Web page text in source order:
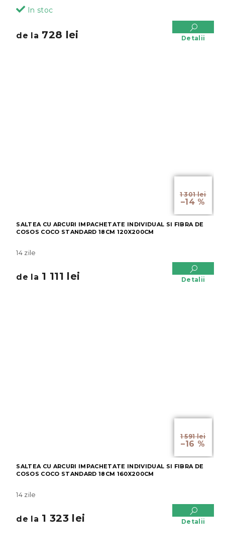
In stoc
de la 728 lei Detalii
1 301 lei
–14 %
SALTEA CU ARCURI IMPACHETATE INDIVIDUAL SI FIBRA DE
COSOS COCO STANDARD 18CM 120X200CM
14 zile
de la 1 111 lei Detalii
1 591 lei
–16 %
SALTEA CU ARCURI IMPACHETATE INDIVIDUAL SI FIBRA DE
COSOS COCO STANDARD 18CM 160X200CM
14 zile
de la 1 323 lei Detalii